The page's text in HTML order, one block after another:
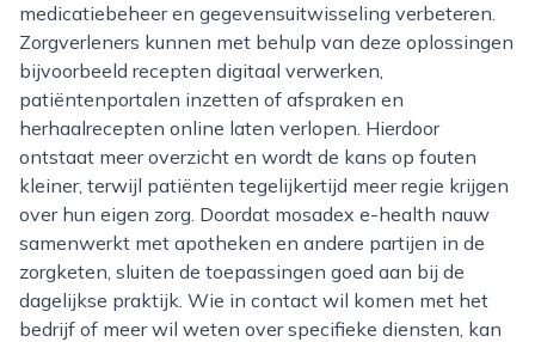
medicatiebeheer en gegevensuitwisseling verbeteren.
Zorgverleners kunnen met behulp van deze oplossingen
bijvoorbeeld recepten digitaal verwerken,
patiëntenportalen inzetten of afspraken en
herhaalrecepten online laten verlopen. Hierdoor
ontstaat meer overzicht en wordt de kans op fouten
kleiner, terwijl patiënten tegelijkertijd meer regie krijgen
over hun eigen zorg. Doordat mosadex e-health nauw
samenwerkt met apotheken en andere partijen in de
zorgketen, sluiten de toepassingen goed aan bij de
dagelijkse praktijk. Wie in contact wil komen met het
bedrijf of meer wil weten over specifieke diensten, kan